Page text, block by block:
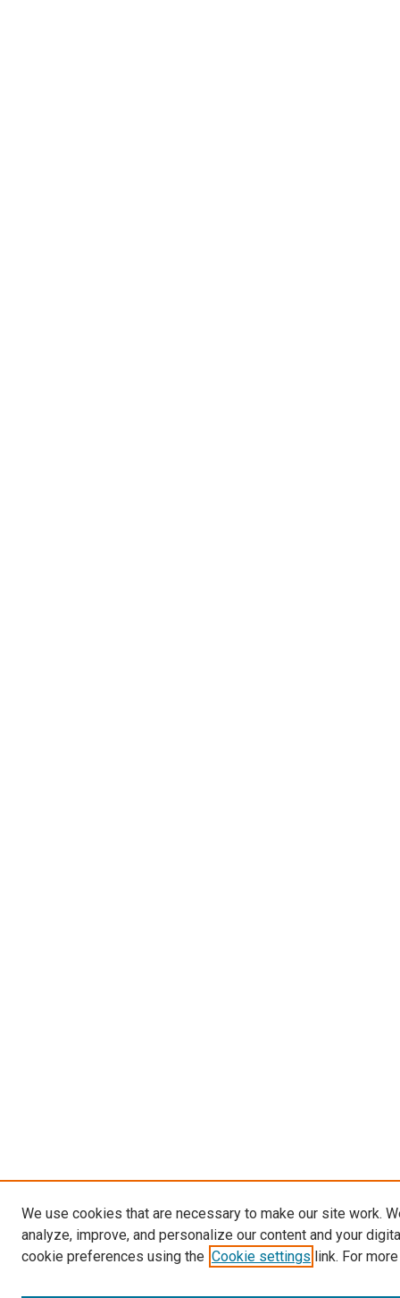
We use cookies that are necessary to make our site work.
analyze, improve, and personalize our content and your
cookie preferences using the Cookie settings link. For